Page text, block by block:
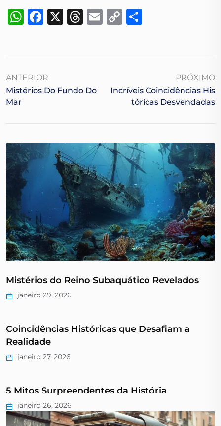
WhatsApp
Facebook
X Threads
Email
Copy
ANTERIOR
Mistérios Do Fundo Do
Mar
PRÓXIMO
Incríveis Coincidências His
Tóricas Desvendadas
Mistérios do Reino Subaquático Revelados
janeiro 29, 2026
Coincidências Históricas que Desafiam a
Realidade
janeiro 27, 2026
5 Mitos Surpreendentes da História
janeiro 26, 2026